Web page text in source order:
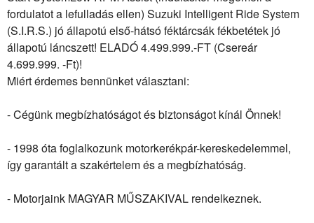
fordulatot a lefulladás ellen) Suzuki Intelligent Ride System
(S.I.R.S.) jó állapotú első-hátsó féktárcsák fékbetétek jó
állapotú láncszett! ELADÓ 4.499.999.-FT (Csereár
4.699.999. -Ft)!
Miért érdemes bennünket választani:
- Cégünk megbízhatóságot és biztonságot kínál Önnek!
- 1998 óta foglalkozunk motorkerékpár-kereskedelemmel,
így garantált a szakértelem és a megbízhatóság.
- Motorjaink MAGYAR MŰSZAKIVAL rendelkeznek.